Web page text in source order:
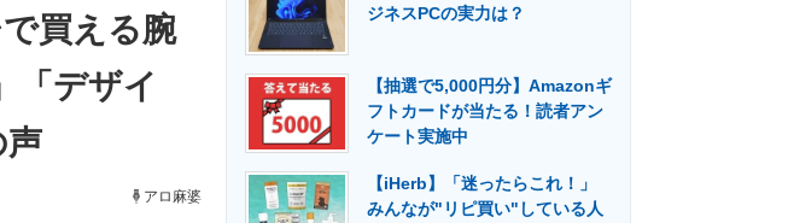
・事例 製造業のIT導入・活用を支援
応用 エネルギーの専門メディア 建設×テクノロジーの最前線
買える腕
「デザイ
声
アロ麻婆
ジネスPCの実力は？
【抽選で5,000円分】Amazonギ
フトカードが当たる！読者アン
ケート実施中
【iHerb】「迷ったらこれ！」
みんなが"リピ買い"している人